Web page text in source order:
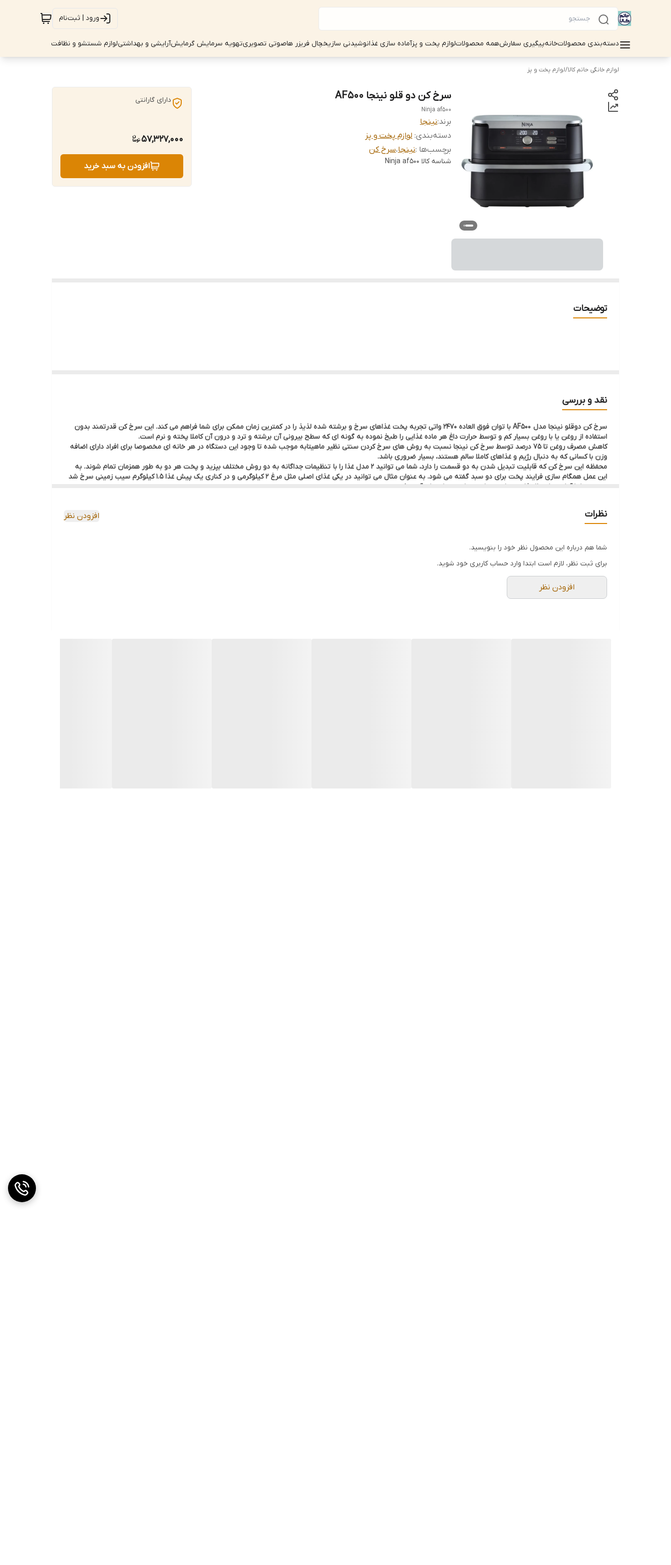
ورود | ثبت‌نام
دسته‌بندی محصولاتخانهپیگیری سفارشهمه محصولاتلوازم پخت و پزآماده سازی غذانوشیدنی سازیخچال فریزر هاصوتی تصویریتهویه سرمایش گرمایشآرایشی و بهداشتیلوازم شستشو و نظافت
لوازم خانگی حاتم کالا/لوازم پخت و پز
سرخ کن دو قلو نینجا AF500
Ninja af500
برند:نینجا
دسته‌بندی: لوازم پخت و پز
برچسب‌ها :نینجا،سرخ کن
شناسه کالا Ninja af500
دارای گارانتی
57,327,000
افزودن به سبد خرید
توضیحات
نقد و بررسی
سرخ کن دوقلو نینجا مدل AF500 با توان فوق العاده ۲۴۷۰ واتی تجربه پخت غذاهای سرخ و برشته شده لذیذ را در کمترین زمان ممکن برای شما فراهم می کند. این سرخ کن قدرتمند بدون
استفاده از روغن یا با روغن بسیار کم و توسط حرارت داغ هر ماده غذایی را طبخ نموده به گونه ای که سطح بیرونی آن برشته و ترد و درون آن کاملا پخته و نرم است.
کاهش مصرف روغن تا 75 درصد توسط سرخ کن نینجا نسبت به روش های سرخ کردن سنتی نظیر ماهیتابه موجب شده تا وجود این دستگاه در هر خانه ای مخصوصا برای افراد دارای اضافه
وزن با کسانی که به دنبال رژیم و غذاهای کاملا سالم هستند، بسیار ضروری باشد.
محفظه این سرخ کن که قابلیت تبدیل شدن به دو قسمت را دارد، شما می توانید 2 مدل غذا را با تنظیمات جداگانه به دو روش مختلف بپزید و پخت هر دو به طور همزمان تمام شوند. به
این عمل همگام ‌سازی فرایند پخت برای دو سبد گفته می شود. به عنوان مثال می توانید در یکی غذای اصلی مثل مرغ 2 کیلوگرمی و در کناری یک پیش غذا 1.5 کیلوگرم سیب زمینی سرخ شد
بپزید و یا با آماده سازی 2 غذای متفاوت، سلیقه های مختلف را برآورده کنید
نظرات افزودن نظر
شما هم درباره این محصول نظر خود را بنویسید.
برای ثبت نظر، لازم است ابتدا وارد حساب کاربری خود شوید.
افزودن نظر